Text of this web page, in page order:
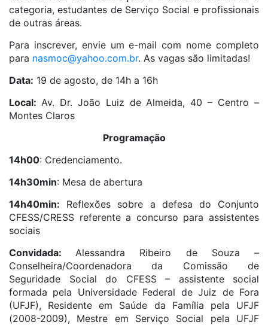
categoria, estudantes de Serviço Social e profissionais
de outras áreas.
Para inscrever, envie um e-mail com nome completo
para nasmoc@yahoo.com.br. As vagas são limitadas!
Data: 19 de agosto, de 14h a 16h
Local: Av. Dr. João Luiz de Almeida, 40 – Centro –
Montes Claros
Programação
14h00: Credenciamento.
14h30min: Mesa de abertura
14h40min: Reflexões sobre a defesa do Conjunto
CFESS/CRESS referente a concurso para assistentes
sociais
Convidada:Alessandra Ribeiro de Souza –
Conselheira/Coordenadora da Comissão de
Seguridade Social do CFESS – assistente social
formada pela Universidade Federal de Juiz de Fora
(UFJF), Residente em Saúde da Família pela UFJF
(2008-2009), Mestre em Serviço Social pela UFJF